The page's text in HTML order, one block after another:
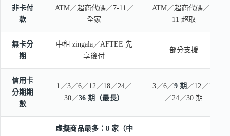
非卡付
款
ATM／超商代碼／7-11／
全家
ATM／超商代碼／7-
11 超取
無卡分
期
中租 zingala／AFTEE 先
享後付
部分支援
信用卡
分期期
數
1／3／6／12／18／24／
30／36 期（最長）
3／6／9 期 ／12／18
／24／30 期
虛擬商品最多：8 家（中